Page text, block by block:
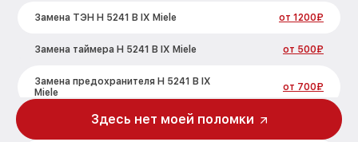
Замена ТЭН H 5241 B IX Miele от 1200₽
Замена таймера H 5241 B IX Miele от 500₽
Замена предохранителя H 5241 B IX
Miele
от 700₽
Замена шнура питания H 5241 B IX Miele
Здесь нет моей поломки